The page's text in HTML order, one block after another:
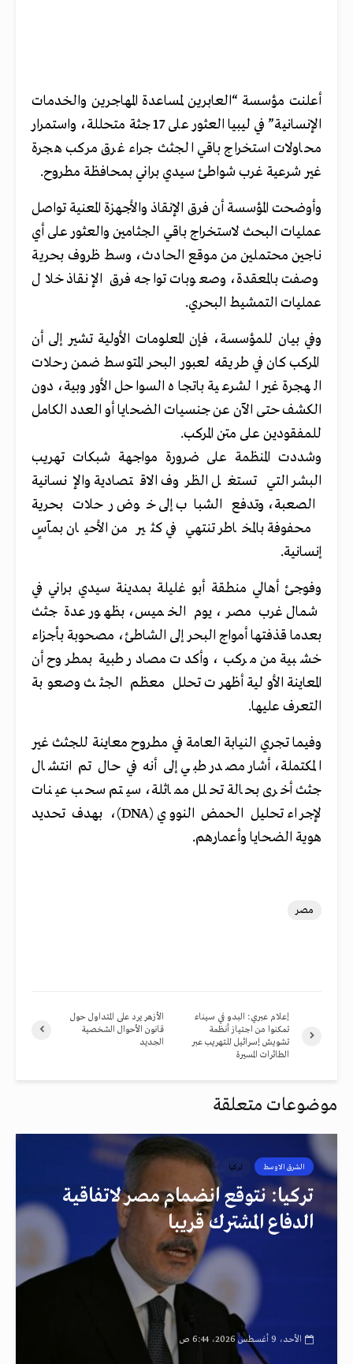
أعلنت مؤسسة “العابرين لمساعدة المهاجرين والخدمات
الإنسانية” في ليبيا العثور على 17 جثة متحللة، واستمرار
محاولات استخراج باقي الجثث جراء غرق مركب هجرة
غير شرعية غرب شواطئ سيدي براني بمحافظة مطروح.
وأوضحت المؤسسة أن فرق الإنقاذ والأجهزة المعنية تواصل
عمليات البحث لاستخراج باقي الجثامين والعثور على أي
ناجين محتملين من موقع الحادث، وسط ظروف بحرية
وصفت بالمعقدة، وصعوبات تواجه فرق الإنقاذ خلال
عمليات التمشيط البحري.
وفي بيان للمؤسسة، فإن المعلومات الأولية تشير إلى أن
المركب كان في طريقه لعبور البحر المتوسط ضمن رحلات
الهجرة غير الشرعية باتجاه السواحل الأوروبية، دون
الكشف حتى الآن عن جنسيات الضحايا أو العدد الكامل
للمفقودين على متن المركب.
وشددت المنظمة على ضرورة مواجهة شبكات تهريب
البشر التي تستغل الظروف الاقتصادية والإنسانية
الصعبة، وتدفع الشباب إلى خوض رحلات بحرية
محفوفة بالمخاطر تنتهي في كثير من الأحيان بمآسٍ
إنسانية.
وفوجئ أهالي منطقة أبو غليلة بمدينة سيدي براني في
شمال غرب مصر، يوم الخميس، بظهور عدة جثث
بعدما قذفتها أمواج البحر إلى الشاطئ، مصحوبة بأجزاء
خشبية من مركب، وأكدت مصادر طبية بمطروح أن
المعاينة الأولية أظهرت تحلل معظم الجثث وصعوبة
التعرف عليها.
وفيما تجري النيابة العامة في مطروح معاينة للجثث غير
المكتملة، أشار مصدر طبي إلى أنه في حال تم انتشال
جثث أخرى بحالة تحلل مماثلة، سيتم سحب عينات
لإجراء تحليل الحمض النووي (DNA)، بهدف تحديد
هوية الضحايا وأعمارهم.
مصر
الأزهر يرد على المتداول حول
قانون الأحوال الشخصية
الجديد
إعلام عبري: البدو في سيناء
تمكنوا من اجتياز أنظمة
تشويش إسرائيل للتهريب عبر
الطائرات المسيرة
موضوعات متعلقة
الشرق الاوسط تركيا
تركيا: نتوقع انضمام مصر لاتفاقية
الدفاع المشترك قريبا
الأحد، 9 أغسطس 2026، 6:44 ص